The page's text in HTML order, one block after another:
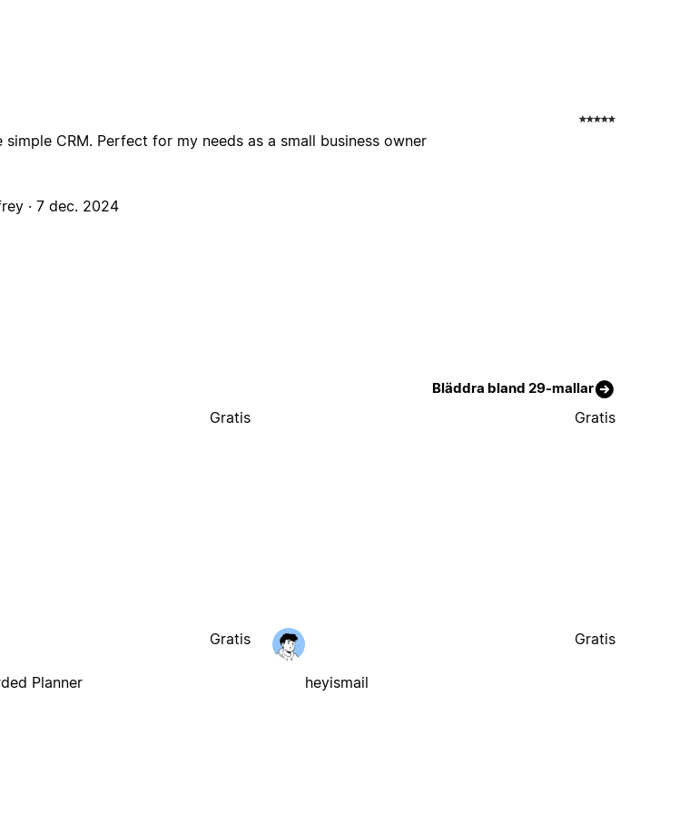
simple CRM. Perfect for my needs as a small business owner
·7 dec. 2024
Bläddra bland 29-mallar
Gratis Gratis
Planner
Gratis
heyismail
Gratis